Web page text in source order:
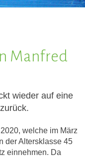
Manfred
wieder auf eine
welche im März
der Altersklasse 45
einnehmen. Da